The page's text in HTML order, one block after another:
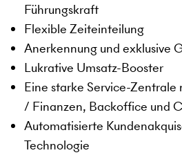
Führungskraft
Flexible Zeiteinteilung
Anerkennung und exklusive
Lukrative Umsatz-Booster
Eine starke Service-
/ Finanzen, Backoffice und
Automatisierte
Technologie